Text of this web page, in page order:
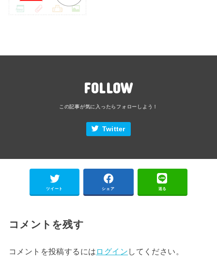
FOLLOW
Twitter
ツイート シェア 送る
コメントを残す
コメントを投稿するには ログイン してください。